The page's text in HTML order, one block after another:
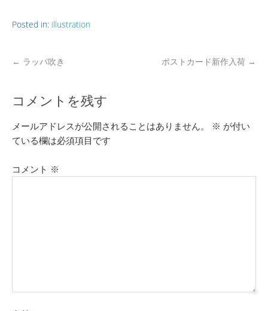
Posted in: illustration
← ラッパ吹き ポストカード新作入荷 →
コメントを残す
メールアドレスが公開されることはありません。 ※ が付い
ている欄は必須項目です
コメント ※